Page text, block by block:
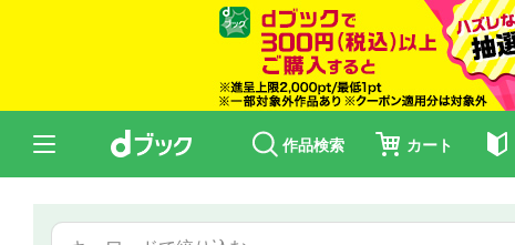
作品検索 カート